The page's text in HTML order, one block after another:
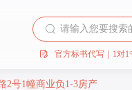
官方标书代写｜1对1
2号1幢商业负1-3房产